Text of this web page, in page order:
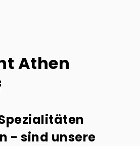
Athen
- sind unsere